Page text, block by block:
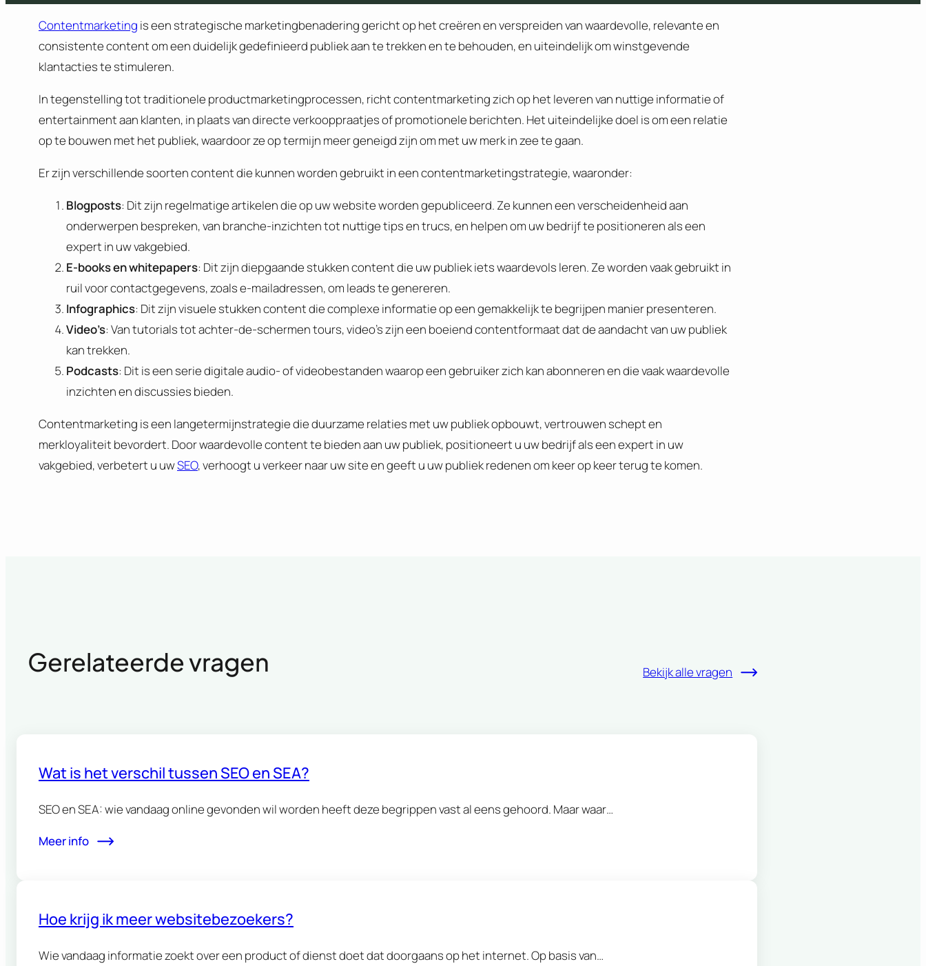
Contentmarketing is een strategische marketingbenadering gericht op het creëren en verspreiden van waardevolle, relevante en
consistente content om een duidelijk gedefinieerd publiek aan te trekken en te behouden, en uiteindelijk om winstgevende
klantacties te stimuleren.
In tegenstelling tot traditionele productmarketingprocessen, richt contentmarketing zich op het leveren van nuttige informatie of
entertainment aan klanten, in plaats van directe verkooppraatjes of promotionele berichten. Het uiteindelijke doel is om een relatie
op te bouwen met het publiek, waardoor ze op termijn meer geneigd zijn om met uw merk in zee te gaan.
Er zijn verschillende soorten content die kunnen worden gebruikt in een contentmarketingstrategie, waaronder:
Blogposts: Dit zijn regelmatige artikelen die op uw website worden gepubliceerd. Ze kunnen een verscheidenheid aan
onderwerpen bespreken, van branche-inzichten tot nuttige tips en trucs, en helpen om uw bedrijf te positioneren als een
expert in uw vakgebied.
E-books en whitepapers: Dit zijn diepgaande stukken content die uw publiek iets waardevols leren. Ze worden vaak gebruikt in
ruil voor contactgegevens, zoals e-mailadressen, om leads te genereren.
Infographics: Dit zijn visuele stukken content die complexe informatie op een gemakkelijk te begrijpen manier presenteren.
Video’s: Van tutorials tot achter-de-schermen tours, video’s zijn een boeiend contentformaat dat de aandacht van uw publiek
kan trekken.
Podcasts: Dit is een serie digitale audio- of videobestanden waarop een gebruiker zich kan abonneren en die vaak waardevolle
inzichten en discussies bieden.
Contentmarketing is een langetermijnstrategie die duurzame relaties met uw publiek opbouwt, vertrouwen schept en
merkloyaliteit bevordert. Door waardevolle content te bieden aan uw publiek, positioneert u uw bedrijf als een expert in uw
vakgebied, verbetert u uwSEO, verhoogt u verkeer naar uw site en geeft u uw publiek redenen om keer op keer terug te komen.
Gerelateerde vragen Bekijk alle vragen
Wat is het verschil tussen SEO en SEA?
SEO en SEA: wie vandaag online gevonden wil worden heeft deze begrippen vast al eens gehoord. Maar waar…
Meer info
Hoe krijg ik meer websitebezoekers?
Wie vandaag informatie zoekt over een product of dienst doet dat doorgaans op het internet. Op basis van…